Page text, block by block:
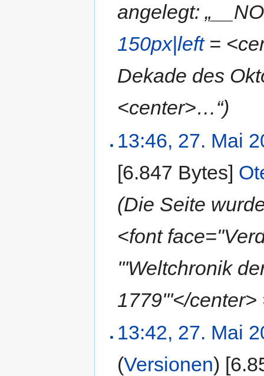
angelegt:
150px|left=
Dekade des
<center>…“)
13:46, 27. Mai
[6.847 Bytes]
(Die Seite
<font
'''Weltchronik
1779'''</
13:42, 27. Mai
(Versionen)